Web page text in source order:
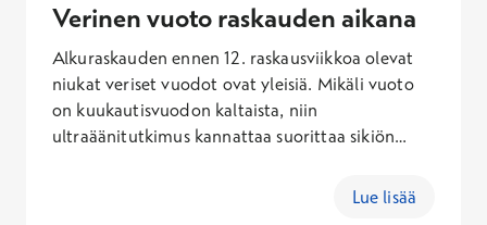
Verinen vuoto raskauden aikana
Alkuraskauden ennen 12. raskausviikkoa olevat
niukat veriset vuodot ovat yleisiä. Mikäli vuoto
on kuukautisvuodon kaltaista, niin
ultraäänitutkimus kannattaa suorittaa sikiön
Lue lisää